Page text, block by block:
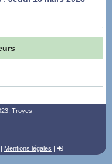
Troyes
Mentions légales |